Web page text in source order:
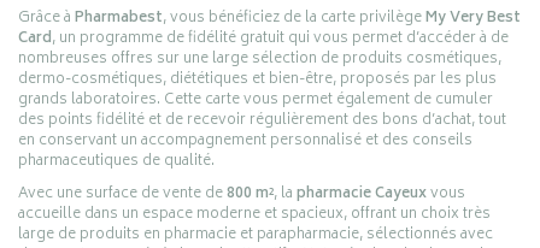
Grâce àPharmabest, vous bénéficiez de la carte privilègeMy Very Best
Card, un programme de fidélité gratuit qui vous permet d’accéder à de
nombreuses offres sur une large sélection de produits cosmétiques,
dermo-cosmétiques, diététiques et bien-être, proposés par les plus
grands laboratoires. Cette carte vous permet également de cumuler
des points fidélité et de recevoir régulièrement des bons d’achat, tout
en conservant un accompagnement personnalisé et des conseils
pharmaceutiques de qualité.
Avec une surface de vente de800 m², lapharmacie Cayeuxvous
accueille dans un espace moderne et spacieux, offrant un choix très
large de produits en pharmacie et parapharmacie, sélectionnés avec